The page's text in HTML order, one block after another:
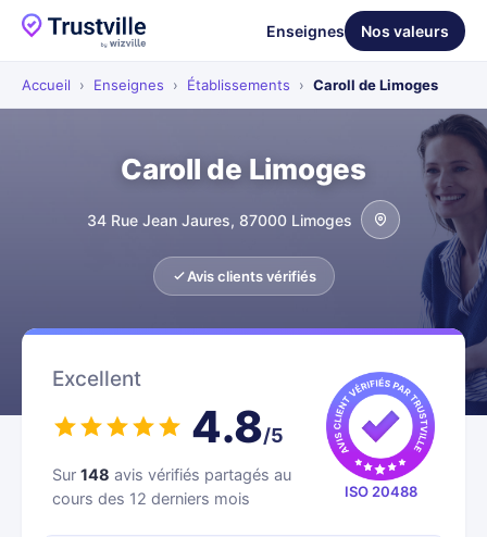
Enseignes Nos valeurs
Accueil › Enseignes › Établissements › Caroll de Limoges
Caroll de Limoges
34 Rue Jean Jaures, 87000 Limoges
Avis clients vérifiés
Excellent
4.8/5
Sur 148 avis vérifiés partagés au
cours des 12 derniers mois
ISO 20488